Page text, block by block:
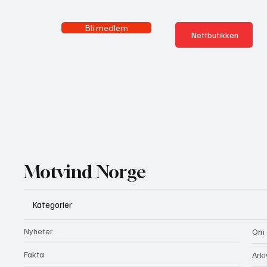
Bli medlem
Nettbutikken
Motvind Norge
Kategorier
Nyheter
Fakta
Om